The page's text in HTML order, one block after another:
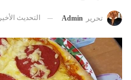
تحرير Admin التحديث الأخير